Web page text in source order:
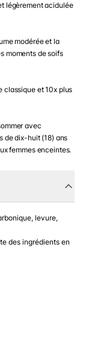
légèrement acidulée
modérée et la
moments de soifs
classique et 10x plus
avec
de dix-huit (18) ans
femmes enceintes.
levure,
des ingrédients en